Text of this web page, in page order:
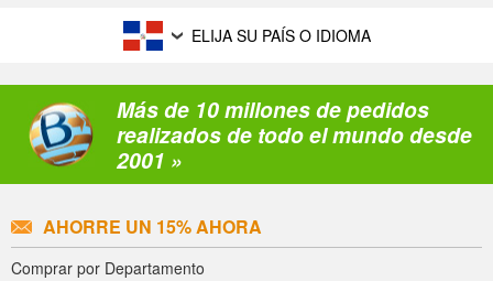
ELIJA SU PAÍS O IDIOMA
Más de 10 millones de pedidos
realizados de todo el mundo desde
2001 »
AHORRE UN 15% AHORA
Comprar por Departamento